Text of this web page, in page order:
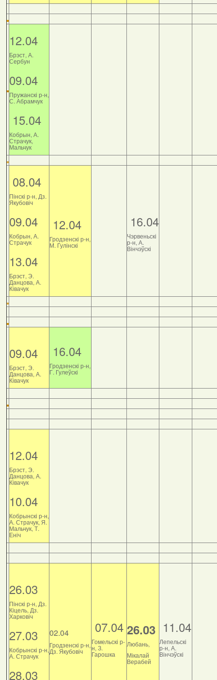
12.04
Брэст, А.
Сербун
09.04
Пружанскі р-н,
С. Абрамчук
15.04
Кобрын, А.
Страчук,
Мальчук
08.04
Пінскі р-н, Дз.
Якубовіч
09.04
Кобрын, А.
Страчук
13.04
Брэст, Э.
Данцова, А.
Ківачук
12.04
Гродзенскі р-н,
М. Гулінскі
16.04
Чэрвеньскі
р-н, А.
Вінчэўскі
09.04
Брэст, Э.
Данцова, А.
Ківачук
16.04
Гродзенскі р-н,
Г. Гулеўскі
12.04
Брэст, Э.
Данцова, А.
Ківачук
10.04
Кобрынскі р-н,
А. Страчук, Я.
Мальчук, Т.
Еніч
26.03
Пінскі р-н, Дз.
Кіцель, Дз.
Харковіч
27.03
Кобрынскі р-н,
А. Страчук
28.03
02.04
Гродзенскі р-н,
Дз. Якубовіч
07.04
Гомельскі р-
н, З.
Гарошка
26.03
Любань,
Мікалай
Верабей
11.04
Лепельскі
р-н, А.
Вінчэўскі